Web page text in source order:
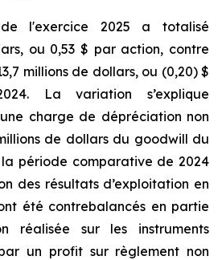
l'exercice 2025 a totalisé
ou 0,53 $ par action, contre
millions de dollars, ou (0,20) $
La variation s’explique
charge de dépréciation non
de dollars du goodwill du
période comparative de 2024
des résultats d’exploitation en
été contrebalancés en partie
réalisée sur les instruments
un profit sur règlement non